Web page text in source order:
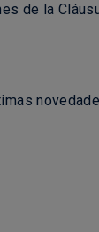
de la